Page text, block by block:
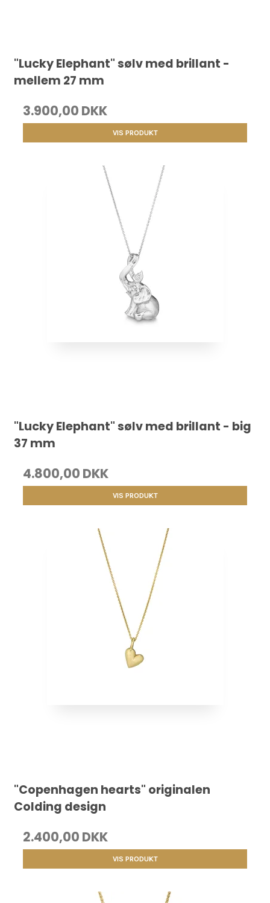
"Lucky Elephant" sølv med brillant -
mellem 27 mm
3.900,00 DKK
VIS PRODUKT
"Lucky Elephant" sølv med brillant - big
37 mm
4.800,00 DKK
VIS PRODUKT
"Copenhagen hearts" originalen
Colding design
2.400,00 DKK
VIS PRODUKT